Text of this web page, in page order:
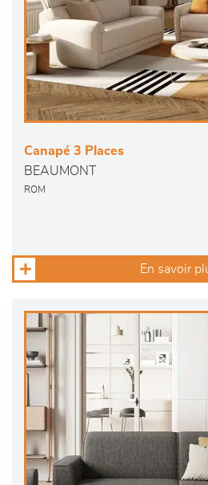
Canapé 3 Places
BEAUMONT
ROM
En savoir